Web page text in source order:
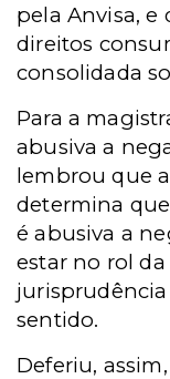
pela Anvisa, e
direitos
consolidada
Para a
abusiva a
lembrou que
determina
é abusiva a
estar no rol da
sentido.
Deferiu,